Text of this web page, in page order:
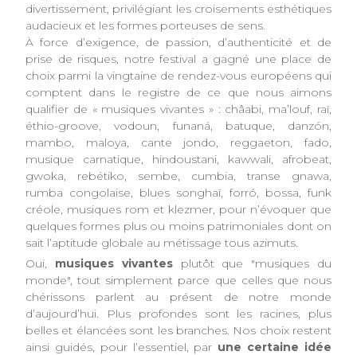
divertissement, privilégiant les croisements esthétiques
audacieux et les formes porteuses de sens.
À force d’exigence, de passion, d’authenticité et de
prise de risques, notre festival a gagné une place de
choix parmi la vingtaine de rendez-vous européens qui
comptent dans le registre de ce que nous aimons
qualifier de « musiques vivantes » : châabi, ma’louf, raï,
éthio-groove, vodoun, funaná, batuque, danzón,
mambo, maloya, cante jondo, reggaeton, fado,
musique carnatique, hindoustani, kawwali, afrobeat,
gwoka, rebétiko, sembe, cumbia, transe gnawa,
rumba congolaise, blues songhaï, forró, bossa, funk
créole, musiques rom et klezmer, pour n’évoquer que
quelques formes plus ou moins patrimoniales dont on
sait l’aptitude globale au métissage tous azimuts.
Oui, musiques vivantesplutôt que "musiques du
monde", tout simplement parce que celles que nous
chérissons parlent au présent de notre monde
d’aujourd’hui. Plus profondes sont les racines, plus
belles et élancées sont les branches. Nos choix restent
ainsi guidés, pour l’essentiel, par une certaine idée